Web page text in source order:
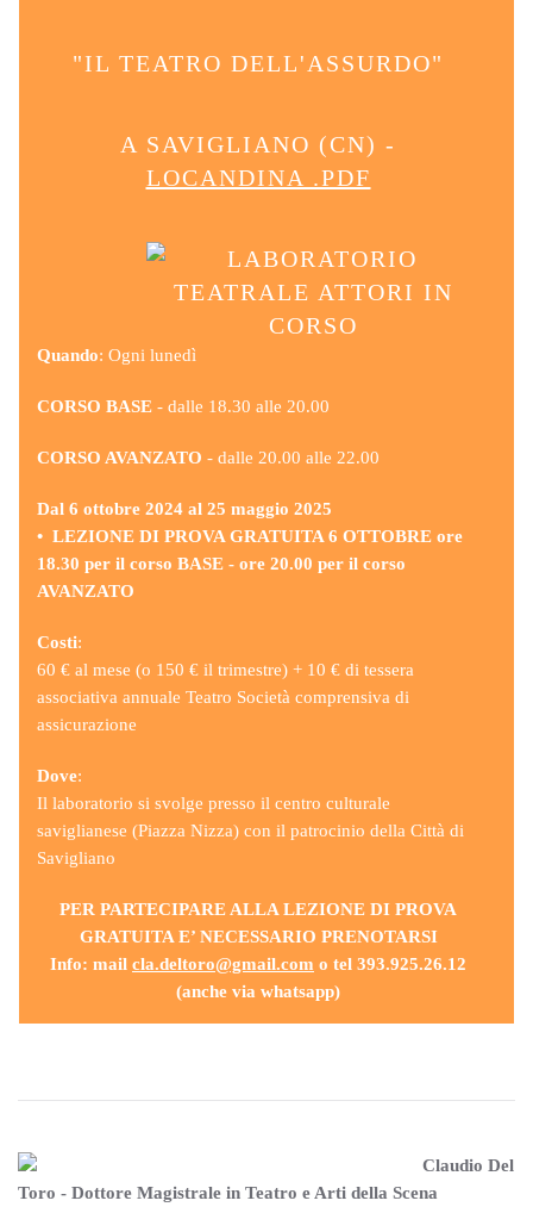
"IL TEATRO DELL'ASSURDO"
A SAVIGLIANO (CN) -
LOCANDINA .PDF
Quando: Ogni lunedì
CORSO BASE - dalle 18.30 alle 20.00
CORSO AVANZATO - dalle 20.00 alle 22.00
Dal 6 ottobre 2024 al 25 maggio 2025
• LEZIONE DI PROVA GRATUITA 6 OTTOBRE ore
18.30 per il corso BASE - ore 20.00 per il corso
AVANZATO
Costi:
60 € al mese (o 150 € il trimestre) + 10 € di tessera
associativa annuale Teatro Società comprensiva di
assicurazione
Dove:
Il laboratorio si svolge presso il centro culturale
saviglianese (Piazza Nizza) con il patrocinio della Città di
Savigliano
PER PARTECIPARE ALLA LEZIONE DI PROVA
GRATUITA E’ NECESSARIO PRENOTARSI
Info: mail cla.deltoro@gmail.com o tel 393.925.26.12
(anche via whatsapp)
Claudio Del
Toro - Dottore Magistrale in Teatro e Arti della Scena